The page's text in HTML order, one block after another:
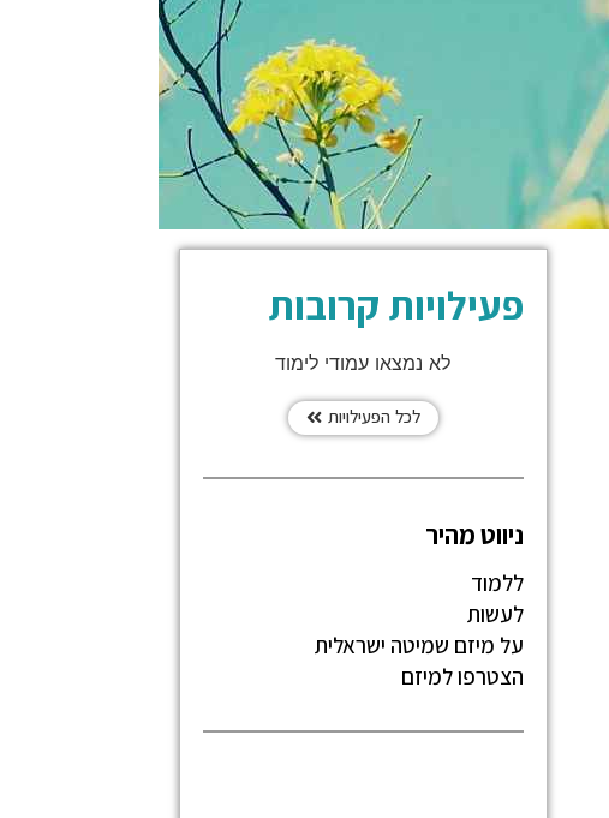
פעילויות קרובות
לא נמצאו עמודי לימוד
לכל הפעילויות
ניווט מהיר
ללמוד
לעשות
על מיזם שמיטה ישראלית
הצטרפו למיזם